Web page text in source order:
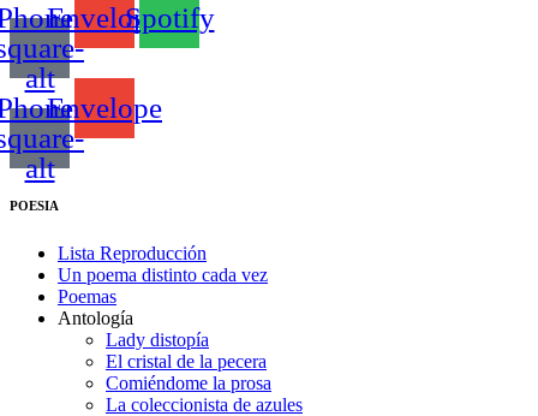
alt
EnvelopeSpotify
alt
Envelope
POESIA
Lista Reproducción
Un poema distinto cada vez
Poemas
Antología
Lady distopía
El cristal de la pecera
Comiéndome la prosa
La coleccionista de azules